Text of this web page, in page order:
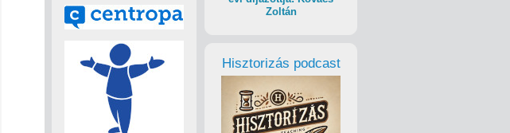
Zoltán
Hisztorizás podcast